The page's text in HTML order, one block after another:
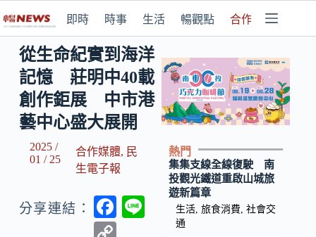
即時 時事 生活 暢觀點 合作媒體
從生命紀實到海洋
記憶 莊明中40載
創作鉅展 中市港
藝中心盛大展開
2025 /
01 / 25
合作媒體, 民
生電子報
分享連結：
F
熱門
集集支線全線復駛 南
投觀光鐵道重啟山城旅
遊新篇章
生活, 旅食消費 社會交
通